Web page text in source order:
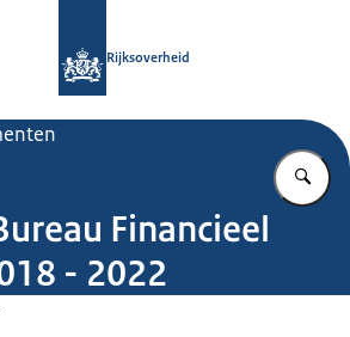
Rijksoverheid
Financieel
- 2022